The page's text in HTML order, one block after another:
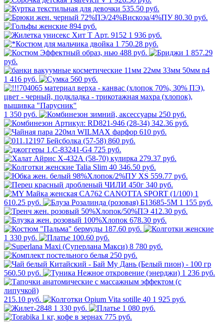
535.50 руб.
80.30 руб.
894 руб.
1 936 руб.
1 750.28 руб.
488 руб.
1 857.29
руб.
1 416 руб. 560 руб.
1 350 руб.
250 руб.
342.36 руб.
610 руб.
860 руб.
725 руб.
279.37 руб.
346.50 руб.
559.77 руб.
340 руб.
1
610.25 руб.
1 155 руб.
412.30 руб.
678.30 руб.
187.60 руб.
1 330 руб.
100.60 руб.
8 780 руб.
250 руб.
560.50 руб. 1 236 руб.
215.10 руб.
1 925 руб.
1 330 руб.
1 080 руб.
775 руб.